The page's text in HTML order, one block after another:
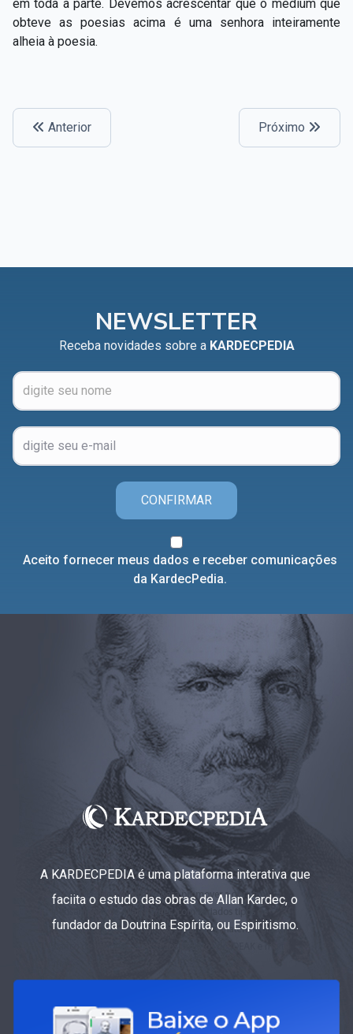
em toda a parte. Devemos acrescentar que o médium que
obteve as poesias acima é uma senhora inteiramente
alheia à poesia.
Anterior Próximo
NEWSLETTER
Receba novidades sobre a KARDECPEDIA
CONFIRMAR
Aceito fornecer meus dados e receber comunicações
da KardecPedia.
A KARDECPEDIA é uma plataforma interativa que
faciita o estudo das obras de Allan Kardec, o
fundador da Doutrina Espírita, ou Espiritismo.